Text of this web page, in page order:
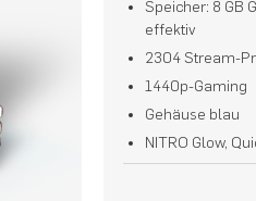
Speicher: 8 GB
effektiv
2304 Stream-
1440p-Gaming
Gehäuse blau
NITRO Glow,